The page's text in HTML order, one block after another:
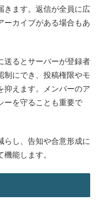
きます。返信が全員に広
ーカイブがある場合もあ
送るとサーバーが登録者
制にでき、投稿権限やモ
抑えます。メンバーのア
ーを守ることも重要で
らし、告知や合意形成に
能します。